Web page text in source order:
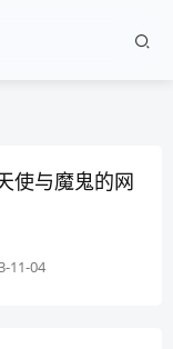
使与魔鬼的网
11-04